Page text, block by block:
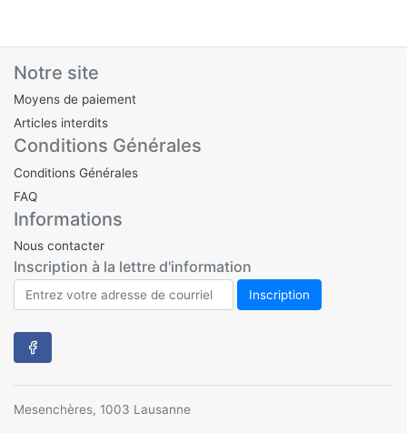
Notre site
Moyens de paiement
Articles interdits
Conditions Générales
Conditions Générales
FAQ
Informations
Nous contacter
Inscription à la lettre d'information
Mesenchères, 1003 Lausanne